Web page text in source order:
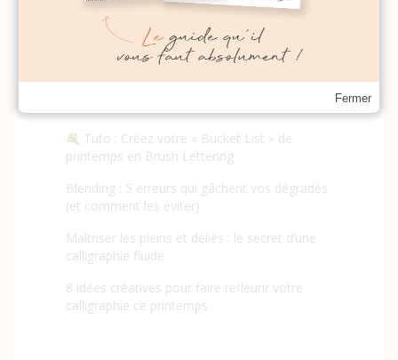
DERNIERS ARTICLES
Tuto : Créez votre « Bucket List » de
printemps en Brush Lettering
Blending : 5 erreurs qui gâchent vos dégradés
(et comment les éviter)
Maîtriser les pleins et déliés : le secret d’une
calligraphie fluide
8 idées créatives pour faire refleurir votre
calligraphie ce printemps
Fermer